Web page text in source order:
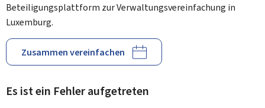
Beteiligungsplattform zur Verwaltungsvereinfachung in
Luxemburg.
Zusammen vereinfachen
Es ist ein Fehler aufgetreten